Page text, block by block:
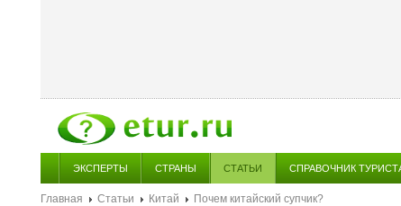
ЭКСПЕРТЫ СТРАНЫ СТАТЬИ СПРАВОЧНИК
Главная Статьи Китай Почем китайский супчик?